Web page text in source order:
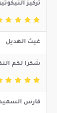
تركيز
غيث الهديل
شكرا لكم
فارس